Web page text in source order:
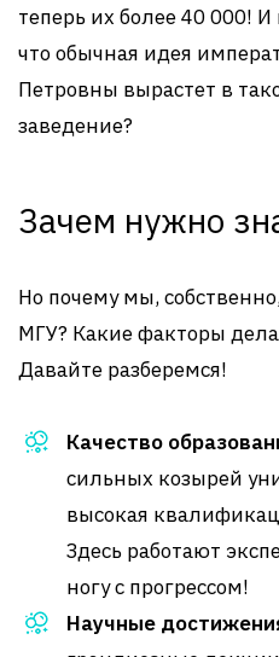
теперь их более 40 000!
что обычная идея
Петровны вырастет в
заведение?
Зачем нужно
Но почему мы,
МГУ? Какие факторы
Давайте разберемся!
Качество
сильных козырей
высокая
Здесь работают
ногу с прогрессом!
Научные